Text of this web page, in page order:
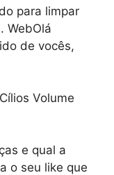
para limpar
WebOlá
de vocês,
e qual a
o seu like que